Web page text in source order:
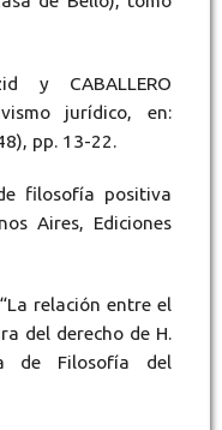
y CABALLERO
jurídico, en:
pp. 13-22.
filosofía positiva
Aires, Ediciones
relación entre el
del derecho de H.
de Filosofía del